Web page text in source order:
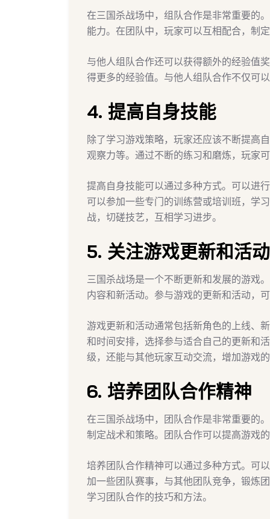
在三国杀战场中，组队合作是非常重要的
能力。在团队中，玩家可以互相配合，制
与他人组队合作还可以获得额外的经验值
得更多的经验值。与他人组队合作不仅可
4. 提高自身技能
除了学习游戏策略，玩家还应该不断提高
观察力等。通过不断的练习和磨炼，玩家
提高自身技能可以通过多种方式。可以进
可以参加一些专门的训练营或培训班，学
战，切磋技艺，互相学习进步。
5. 关注游戏更新和活动
三国杀战场是一个不断更新和发展的游戏
内容和新活动。参与游戏的更新和活动，
游戏更新和活动通常包括新角色的上线、
和时间安排，选择参与适合自己的更新和
级，还能与其他玩家互动交流，增加游戏
6. 培养团队合作精神
在三国杀战场中，团队合作是非常重要的
制定战术和策略。团队合作可以提高游戏
培养团队合作精神可以通过多种方式。可
加一些团队赛事，与其他团队竞争，锻炼
学习团队合作的技巧和方法。